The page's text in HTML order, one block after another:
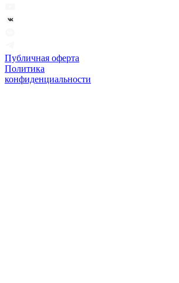
Публичная оферта
Политика
конфиденциальности